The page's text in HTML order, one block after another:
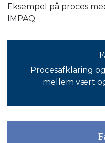
Eksempel på proces
IMPAQ
Procesafklaring
mellem vært